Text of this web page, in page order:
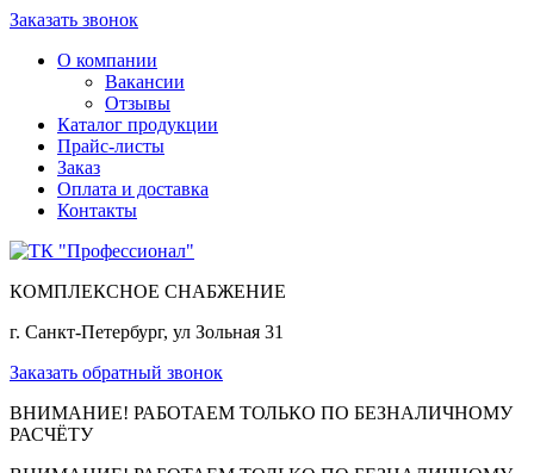
Заказать звонок
О компании
Вакансии
Отзывы
Каталог продукции
Прайс-листы
Заказ
Оплата и доставка
Контакты
КОМПЛЕКСНОЕ СНАБЖЕНИЕ
г. Санкт-Петербург, ул Зольная 31
Заказать обратный звонок
ВНИМАНИЕ! РАБОТАЕМ ТОЛЬКО ПО БЕЗНАЛИЧНОМУ
РАСЧЁТУ